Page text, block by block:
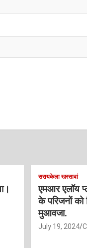
सरायकेला खरसावां
एमआर एलॉय
के परिजनों
मुआवजा.
July 19, 2024